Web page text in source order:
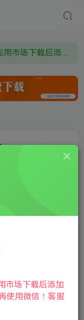
需要什么游戏请联系客服，若链接失效请联系客服，百度网盘边上的激活码也是解压密码
由于微信被封，沟通工具使用最群app，应用市场下载后添加好友：Y9FA49 以后用最群交流解决问题。不再使用微信！
③ 游戏运行
官方简体
市场下载后添加
使用微信！客服